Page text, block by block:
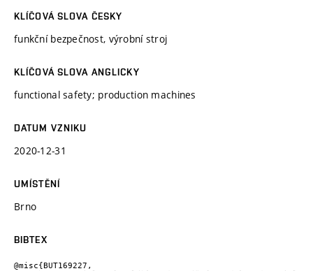
KLÍČOVÁ SLOVA ČESKY
funkční bezpečnost, výrobní stroj
KLÍČOVÁ SLOVA ANGLICKY
functional safety; production machines
DATUM VZNIKU
2020-12-31
UMÍSTĚNÍ
Brno
BIBTEX
@misc{BUT169227,